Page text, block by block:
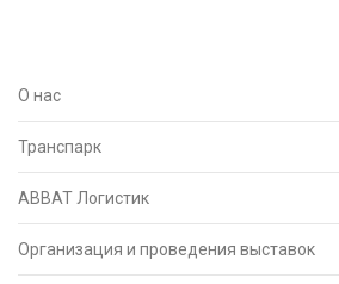
О нас
Транспарк
ABBAT Логистик
Организация и проведения выставок